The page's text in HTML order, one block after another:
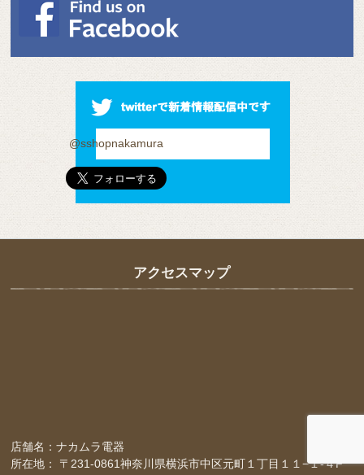
@sshopnakamura
アクセスマップ
店舗名：ナカムラ電器
所在地： 〒231-0861神奈川県横浜市中区元町１丁目１１−１-４F